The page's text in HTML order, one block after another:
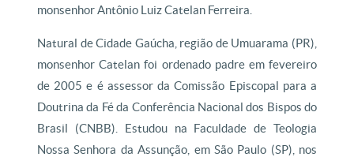
monsenhor Antônio Luiz Catelan Ferreira.
Natural de Cidade Gaúcha, região de Umuarama (PR),
monsenhor Catelan foi ordenado padre em fevereiro
de 2005 e é assessor da Comissão Episcopal para a
Doutrina da Fé da Conferência Nacional dos Bispos do
Brasil (CNBB). Estudou na Faculdade de Teologia
Nossa Senhora da Assunção, em São Paulo (SP), nos